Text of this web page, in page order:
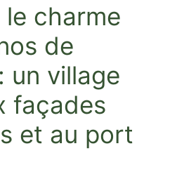
charme
de
un village
façades
et au port